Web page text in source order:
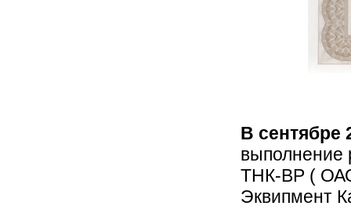
В сентябре
выполнение
ТНК-ВР (
Эквипмент